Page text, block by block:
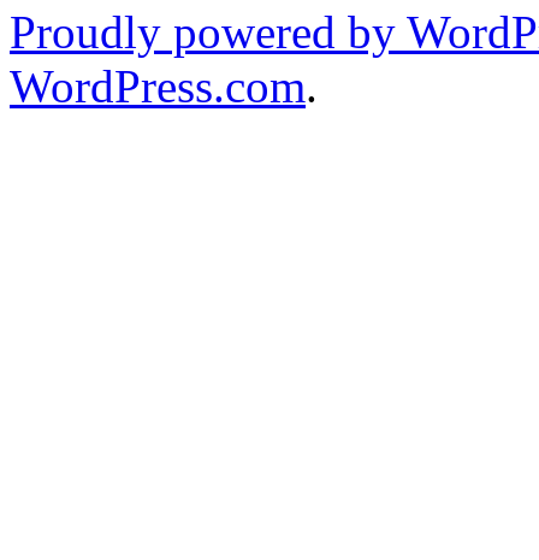
Proudly powered by
WordPress.com.